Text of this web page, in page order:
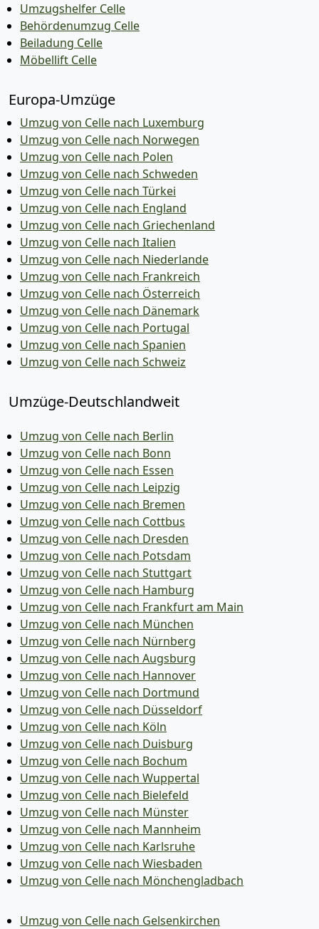
Umzugshelfer Celle
Behördenumzug Celle
Beiladung Celle
Möbellift Celle
Europa-Umzüge
Umzug von Celle nach Luxemburg
Umzug von Celle nach Norwegen
Umzug von Celle nach Polen
Umzug von Celle nach Schweden
Umzug von Celle nach Türkei
Umzug von Celle nach England
Umzug von Celle nach Griechenland
Umzug von Celle nach Italien
Umzug von Celle nach Niederlande
Umzug von Celle nach Frankreich
Umzug von Celle nach Österreich
Umzug von Celle nach Dänemark
Umzug von Celle nach Portugal
Umzug von Celle nach Spanien
Umzug von Celle nach Schweiz
Umzüge-Deutschlandweit
Umzug von Celle nach Berlin
Umzug von Celle nach Bonn
Umzug von Celle nach Essen
Umzug von Celle nach Leipzig
Umzug von Celle nach Bremen
Umzug von Celle nach Cottbus
Umzug von Celle nach Dresden
Umzug von Celle nach Potsdam
Umzug von Celle nach Stuttgart
Umzug von Celle nach Hamburg
Umzug von Celle nach Frankfurt am Main
Umzug von Celle nach München
Umzug von Celle nach Nürnberg
Umzug von Celle nach Augsburg
Umzug von Celle nach Hannover
Umzug von Celle nach Dortmund
Umzug von Celle nach Düsseldorf
Umzug von Celle nach Köln
Umzug von Celle nach Duisburg
Umzug von Celle nach Bochum
Umzug von Celle nach Wuppertal
Umzug von Celle nach Bielefeld
Umzug von Celle nach Münster
Umzug von Celle nach Mannheim
Umzug von Celle nach Karlsruhe
Umzug von Celle nach Wiesbaden
Umzug von Celle nach Mönchen­gladbach
Umzug von Celle nach Gelsenkirchen